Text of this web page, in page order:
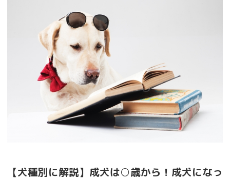
ペット用品
飼い主さんの悩み
ペットの気持ち
知って得する
エンタメ
【犬種別に解説】成犬は○歳から！成犬になっ